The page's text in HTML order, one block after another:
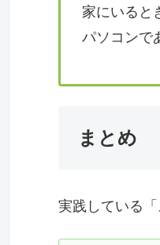
家にいると
パソコンで
まとめ
実践している「